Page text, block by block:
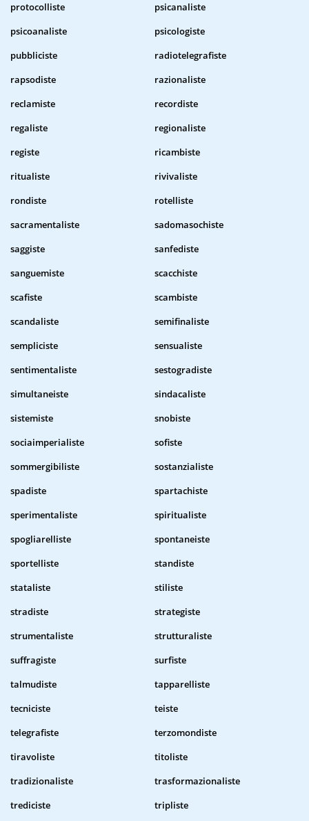
protocolliste
psicanaliste
psicoanaliste
psicologiste
pubbliciste
radiotelegrafiste
rapsodiste
razionaliste
reclamiste
recordiste
regaliste
regionaliste
registe
ricambiste
ritualiste
rivivaliste
rondiste
rotelliste
sacramentaliste
sadomasochiste
saggiste
sanfediste
sanguemiste
scacchiste
scafiste
scambiste
scandaliste
semifinaliste
sempliciste
sensualiste
sentimentaliste
sestogradiste
simultaneiste
sindacaliste
sistemiste
snobiste
sociaimperialiste
sofiste
sommergibiliste
sostanzialiste
spadiste
spartachiste
sperimentaliste
spiritualiste
spogliarelliste
spontaneiste
sportelliste
standiste
stataliste
stiliste
stradiste
strategiste
strumentaliste
strutturaliste
suffragiste
surfiste
talmudiste
tapparelliste
tecniciste
teiste
telegrafiste
terzomondiste
tiravoliste
titoliste
tradizionaliste
trasformazionaliste
trediciste
tripliste